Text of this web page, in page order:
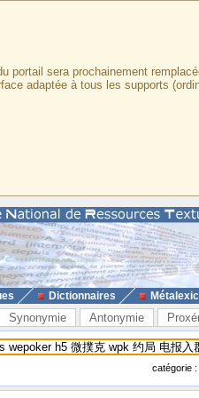
sera prochainement
adaptée à tous les supports
Dictionnaires
Synonymie Antonymie
catégorie :